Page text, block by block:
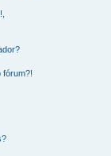
fórum?!